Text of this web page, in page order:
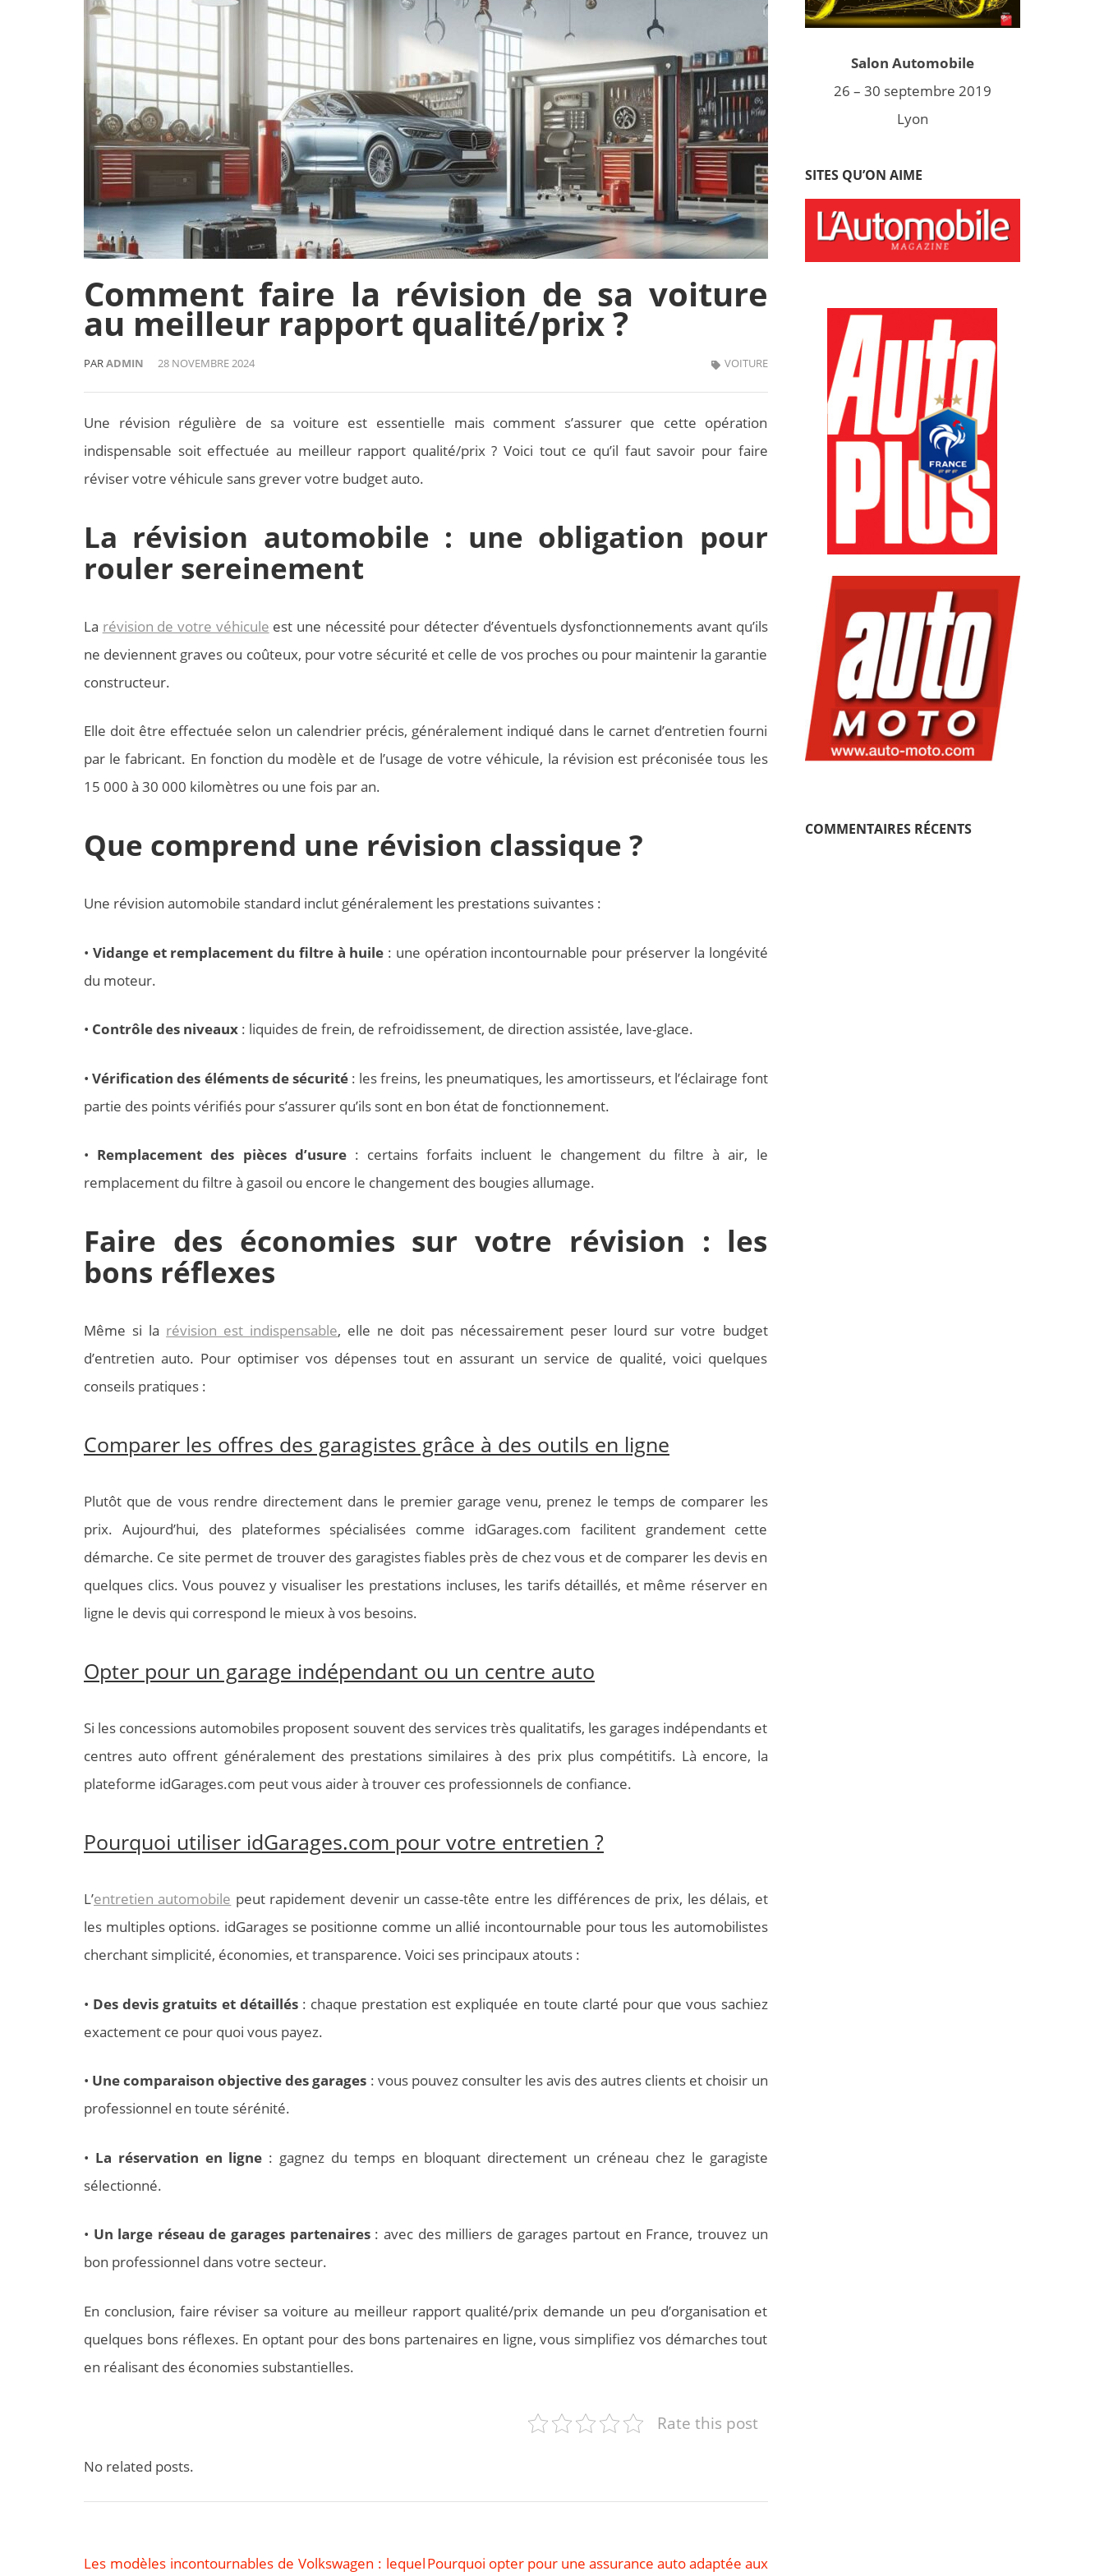
Comment faire la révision de sa voiture
au meilleur rapport qualité/prix ?
PARADMIN 28 NOVEMBRE 2024 VOITURE
Une révision régulière de sa voiture est essentielle mais comment s’assurer que cette opération
indispensable soit effectuée au meilleur rapport qualité/prix ? Voici tout ce qu’il faut savoir pour faire
réviser votre véhicule sans grever votre budget auto.
La révision automobile : une obligation pour
rouler sereinement
La révision de votre véhicule est une nécessité pour détecter d’éventuels dysfonctionnements avant qu’ils
ne deviennent graves ou coûteux, pour votre sécurité et celle de vos proches ou pour maintenir la garantie
constructeur.
Elle doit être effectuée selon un calendrier précis, généralement indiqué dans le carnet d’entretien fourni
par le fabricant. En fonction du modèle et de l’usage de votre véhicule, la révision est préconisée tous les
15 000 à 30 000 kilomètres ou une fois par an.
Que comprend une révision classique ?
Une révision automobile standard inclut généralement les prestations suivantes :
• Vidange et remplacement du filtre à huile : une opération incontournable pour préserver la longévité
du moteur.
• Contrôle des niveaux : liquides de frein, de refroidissement, de direction assistée, lave-glace.
•Vérification des éléments de sécurité: les freins, les pneumatiques, les amortisseurs, et l’éclairage font
partie des points vérifiés pour s’assurer qu’ils sont en bon état de fonctionnement.
• Remplacement des pièces d’usure: certains forfaits incluent le changement du filtre à air, le
remplacement du filtre à gasoil ou encore le changement des bougies allumage.
Faire des économies sur votre révision : les
bons réflexes
Même si la révision est indispensable, elle ne doit pas nécessairement peser lourd sur votre budget
d’entretien auto. Pour optimiser vos dépenses tout en assurant un service de qualité, voici quelques
conseils pratiques :
Comparer les offres des garagistes grâce à des outils en ligne
Plutôt que de vous rendre directement dans le premier garage venu, prenez le temps de comparer les
prix. Aujourd’hui, des plateformes spécialisées comme idGarages.com facilitent grandement cette
démarche. Ce site permet de trouver des garagistes fiables près de chez vous et de comparer les devis en
quelques clics. Vous pouvez y visualiser les prestations incluses, les tarifs détaillés, et même réserver en
ligne le devis qui correspond le mieux à vos besoins.
Opter pour un garage indépendant ou un centre auto
Si les concessions automobiles proposent souvent des services très qualitatifs, les garages indépendants et
centres auto offrent généralement des prestations similaires à des prix plus compétitifs. Là encore, la
plateforme idGarages.com peut vous aider à trouver ces professionnels de confiance.
Pourquoi utiliser idGarages.com pour votre entretien ?
L’entretien automobile peut rapidement devenir un casse-tête entre les différences de prix, les délais, et
les multiples options. idGarages se positionne comme un allié incontournable pour tous les automobilistes
cherchant simplicité, économies, et transparence. Voici ses principaux atouts :
• Des devis gratuits et détaillés: chaque prestation est expliquée en toute clarté pour que vous sachiez
exactement ce pour quoi vous payez.
• Une comparaison objective des garages : vous pouvez consulter les avis des autres clients et choisir un
professionnel en toute sérénité.
• La réservation en ligne : gagnez du temps en bloquant directement un créneau chez le garagiste
sélectionné.
• Un large réseau de garages partenaires: avec des milliers de garages partout en France, trouvez un
bon professionnel dans votre secteur.
En conclusion, faire réviser sa voiture au meilleur rapport qualité/prix demande un peu d’organisation et
quelques bons réflexes. En optant pour des bons partenaires en ligne, vous simplifiez vos démarches tout
en réalisant des économies substantielles.
Rate this post
No related posts.
Navigation
Les modèles incontournables de Volkswagen : lequelPourquoi opter pour une assurance auto adaptée aux
Salon Automobile
26 – 30 septembre 2019
Lyon
SITES QU’ON AIME
COMMENTAIRES RÉCENTS